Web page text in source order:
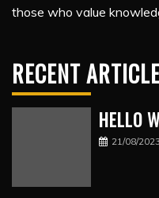
those who value
RECENT
HELLO
21/08/2023